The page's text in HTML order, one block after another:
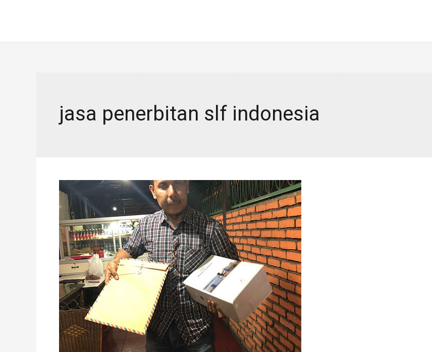
jasa penerbitan slf indonesia
Penerbitan
SLF
Indonesia